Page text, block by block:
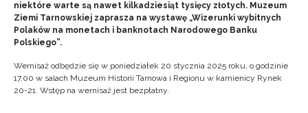
niektóre warte są nawet kilkadziesiąt tysięcy złotych. Muzeum
Ziemi Tarnowskiej zaprasza na wystawę „Wizerunki wybitnych
Polaków na monetach i banknotach Narodowego Banku
Polskiego”.
Wernisaż odbędzie się w poniedziałek 20 stycznia 2025 roku, o godzinie
17.00 w salach Muzeum Historii Tarnowa i Regionu w kamienicy Rynek
20-21. Wstęp na wernisaż jest bezpłatny.